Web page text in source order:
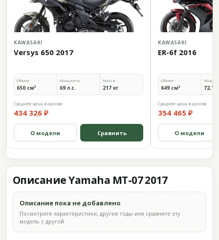
KAWASAKI
Versys 650 2017
Объём
650 см³
Мощность
69 л.с.
Масса
217 кг
Средняя цена в архиве
434 326 ₽
О модели Сравнить
KAWASAKI
ER-6f 2016
Объём
649 см³ 72,1
Средняя цена в архиве
354 465 ₽
О модели
Описание Yamaha MT-07 2017
Описание пока не добавлено
Посмотрите характеристики, другие годы или сравните эту
модель с другой.